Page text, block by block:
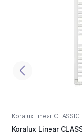
Koralux Linear CLASSIC
Koralux Linear